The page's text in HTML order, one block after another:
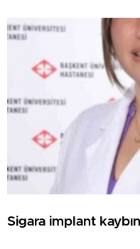
Sigara implant